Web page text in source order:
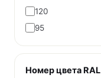
120
95
Номер цвета RAL